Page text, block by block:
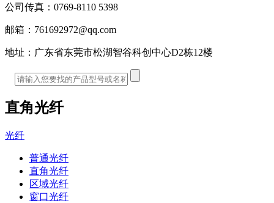
公司传真： 0769-8110 5398
邮箱： 761692972@qq.com
地址： 广东省东莞市松湖智谷科创中心D2栋12楼
直角光纤
光纤
普通光纤
直角光纤
区域光纤
窗口光纤